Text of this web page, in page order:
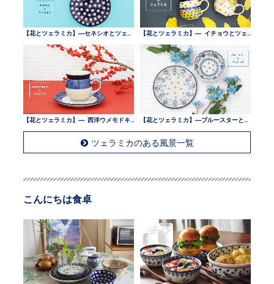
ツェラミカのある風景一覧
こんにちは食卓